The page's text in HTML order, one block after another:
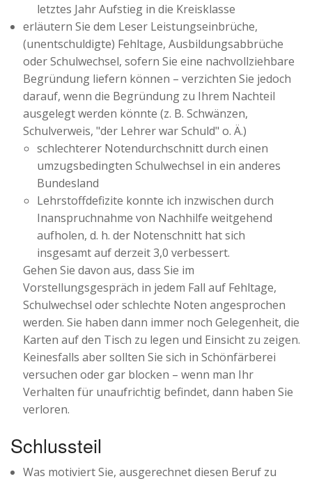
letztes Jahr Aufstieg in die Kreisklasse
erläutern Sie dem Leser Leistungseinbrüche,
(unentschuldigte) Fehltage, Ausbildungsabbrüche
oder Schulwechsel, sofern Sie eine nachvollziehbare
Begründung liefern können – verzichten Sie jedoch
darauf, wenn die Begründung zu Ihrem Nachteil
ausgelegt werden könnte (z. B. Schwänzen,
Schulverweis, "der Lehrer war Schuld" o. Ä.)
schlechterer Notendurchschnitt durch einen
umzugsbedingten Schulwechsel in ein anderes
Bundesland
Lehrstoffdefizite konnte ich inzwischen durch
Inanspruchnahme von Nachhilfe weitgehend
aufholen, d. h. der Notenschnitt hat sich
insgesamt auf derzeit 3,0 verbessert.
Gehen Sie davon aus, dass Sie im
Vorstellungsgespräch in jedem Fall auf Fehltage,
Schulwechsel oder schlechte Noten angesprochen
werden. Sie haben dann immer noch Gelegenheit, die
Karten auf den Tisch zu legen und Einsicht zu zeigen.
Keinesfalls aber sollten Sie sich in Schönfärberei
versuchen oder gar blocken – wenn man Ihr
Verhalten für unaufrichtig befindet, dann haben Sie
verloren.
Schlussteil
Was motiviert Sie, ausgerechnet diesen Beruf zu